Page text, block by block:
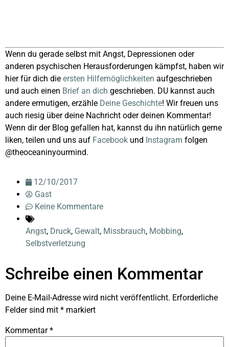
Wenn du gerade selbst mit Angst, Depressionen oder
anderen psychischen Herausforderungen kämpfst, haben wir
hier für dich die ersten Hilfemöglichkeiten aufgeschrieben
und auch einen Brief an dich geschrieben. DU kannst auch
andere ermutigen, erzähle Deine Geschichte! Wir freuen uns
auch riesig über deine Nachricht oder deinen Kommentar!
Wenn dir der Blog gefallen hat, kannst du ihn natürlich gerne
liken, teilen und uns auf Facebook und Instagram folgen
@theoceaninyourmind.
12/10/2017
Gast
Keine Kommentare
Angst, Druck, Gewalt, Missbrauch, Mobbing,
Selbstverletzung
Schreibe einen Kommentar
Deine E-Mail-Adresse wird nicht veröffentlicht. Erforderliche
Felder sind mit * markiert
Kommentar*